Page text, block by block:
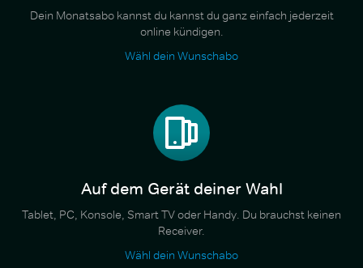
Dein Monatsabo kannst du kannst du ganz einfach jederzeit
online kündigen.
Wähl dein Wunschabo
Auf dem Gerät deiner Wahl
Tablet, PC, Konsole, Smart TV oder Handy. Du brauchst keinen
Receiver.
Wähl dein Wunschabo